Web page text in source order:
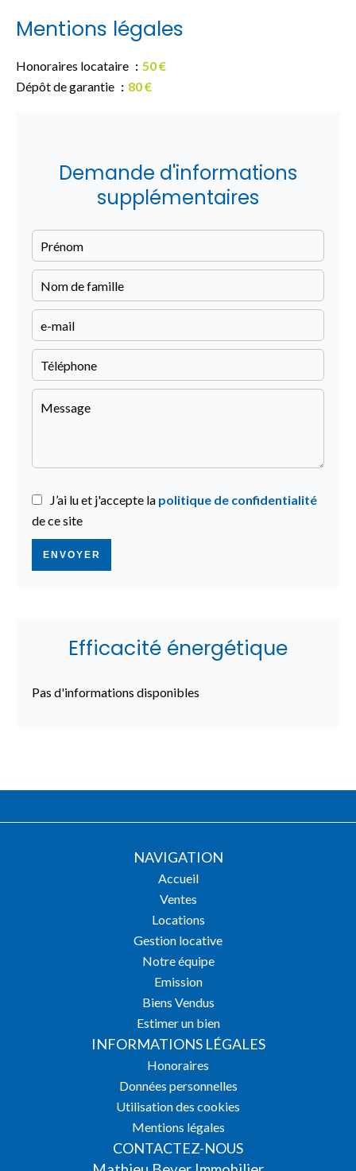
Mentions légales
Honoraires locataire
50 €
Dépôt de garantie
80 €
Demande d'informations
supplémentaires
J’ai lu et j'accepte la politique de confidentialité
de ce site
ENVOYER
Efficacité énergétique
Pas d'informations disponibles
NAVIGATION
Accueil
Ventes
Locations
Gestion locative
Notre équipe
Emission
Biens Vendus
Estimer un bien
INFORMATIONS LÉGALES
Honoraires
Données personnelles
Utilisation des cookies
Mentions légales
CONTACTEZ-NOUS